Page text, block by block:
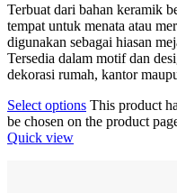
Terbuat dari bahan keramik
tempat untuk menata atau
digunakan sebagai hiasan
Tersedia dalam motif dan
dekorasi rumah, kantor
Select options This product
be chosen on the product
Quick view